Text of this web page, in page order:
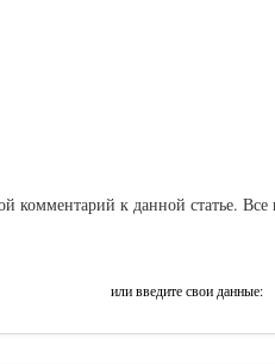
комментарий к данной статье.
или введите свои данные: